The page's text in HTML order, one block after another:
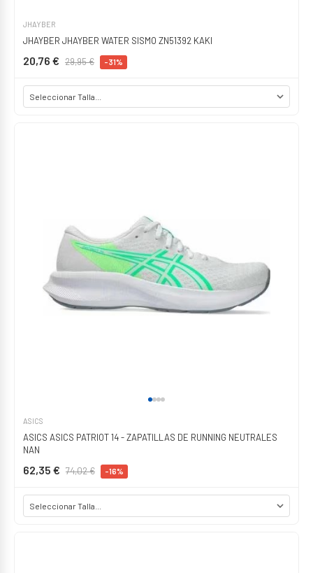
JHAYBER
JHAYBER JHAYBER WATER SISMO ZN51392 KAKI
20,76 € 29,95 € -31%
ASICS
ASICS ASICS PATRIOT 14 - ZAPATILLAS DE RUNNING NEUTRALES
NAN
62,35 € 74,02 € -16%